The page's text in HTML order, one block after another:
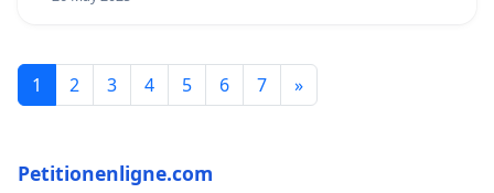
1 2 3 4 5 6 7 »
Petitionenligne.com